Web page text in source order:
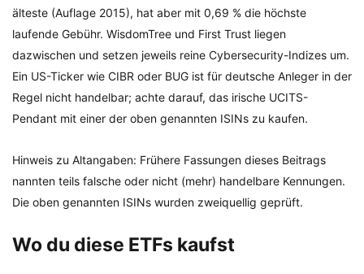
älteste (Auflage 2015), hat aber mit 0,69 % die höchste
laufende Gebühr. WisdomTree und First Trust liegen
dazwischen und setzen jeweils reine Cybersecurity-Indizes um.
Ein US-Ticker wie CIBR oder BUG ist für deutsche Anleger in der
Regel nicht handelbar; achte darauf, das irische UCITS-
Pendant mit einer der oben genannten ISINs zu kaufen.
Hinweis zu Altangaben: Frühere Fassungen dieses Beitrags
nannten teils falsche oder nicht (mehr) handelbare Kennungen.
Die oben genannten ISINs wurden zweiquellig geprüft.
Wo du diese ETFs kaufst